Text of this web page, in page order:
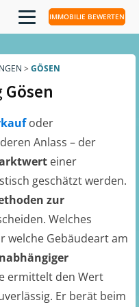
IMMOBILIE BEWERTEN
> GÖSEN
Gösen
oder
Anlass – der
einer
geschätzt werden.
zur
Welches
welche Gebäudeart am
ermittelt den Wert
Er berät beim